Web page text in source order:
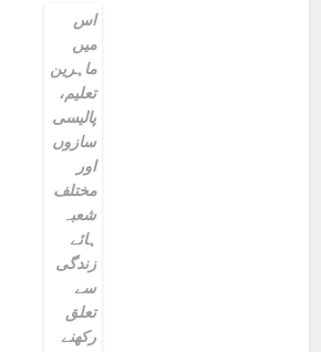
اس
میں
ماہرین
تعلیم،
پالیسی
سازوں
اور
مختلف
شعبہ
ہائے
زندگی
سے
تعلق
رکھنے